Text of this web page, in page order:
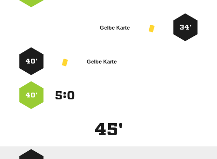
34’
Gelbe Karte
Gelbe Karte
40’
:
40’
45'